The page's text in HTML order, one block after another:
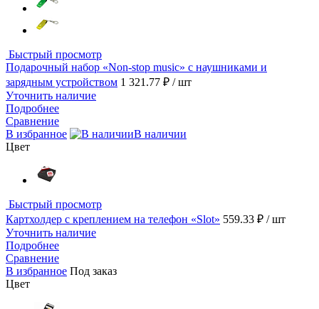
Быстрый просмотр
Подарочный набор «Non-stop music» с наушниками и
зарядным устройством 1 321.77 ₽ / шт
Уточнить наличие
Подробнее
Сравнение
В избранное
В наличии
Цвет
Быстрый просмотр
Картхолдер с креплением на телефон «Slot» 559.33 ₽ / шт
Уточнить наличие
Подробнее
Сравнение
В избранное Под заказ
Цвет